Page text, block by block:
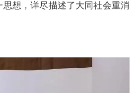
想，详尽描述了大同社会重消